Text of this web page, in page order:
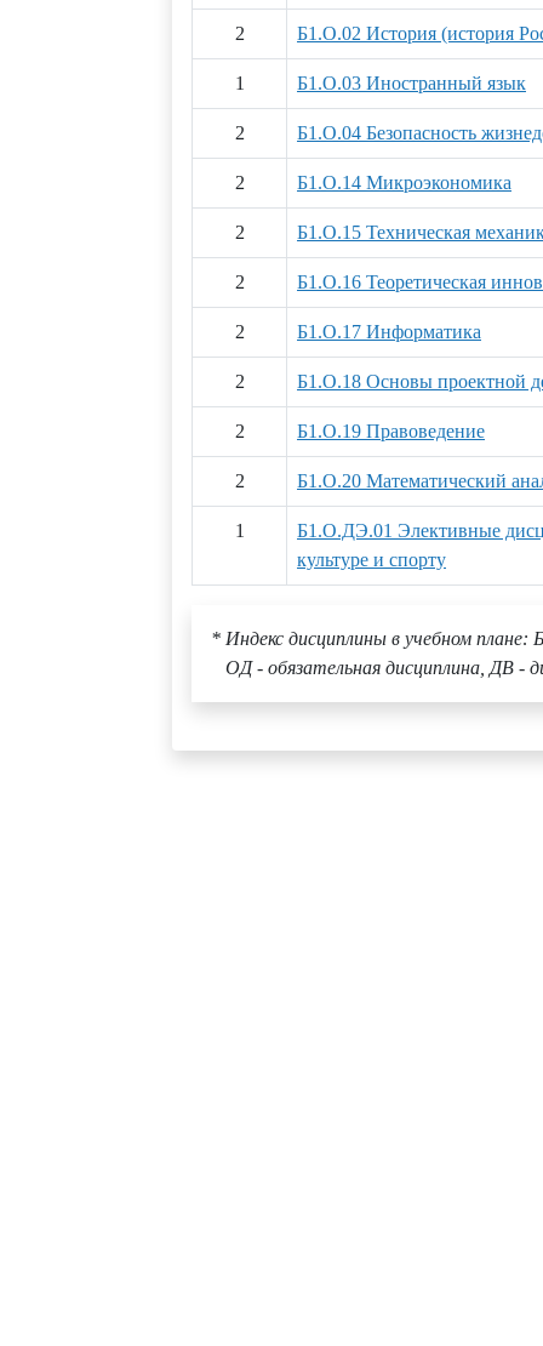
2 Б1.О.02 История (история
1 Б1.О.03 Иностранный язык
2 Б1.О.04 Безопасность
2 Б1.О.14 Микроэкономика
2 Б1.О.15 Техническая
2 Б1.О.16 Теоретическая
2 Б1.О.17 Информатика
2 Б1.О.18 Основы проектной
2 Б1.О.19 Правоведение
2 Б1.О.20 Математический
1
Б1.О.ДЭ.01 Элективные
культуре и спорту
* Индекс дисциплины в учебном плане:
ОД - обязательная дисциплина, ДВ -